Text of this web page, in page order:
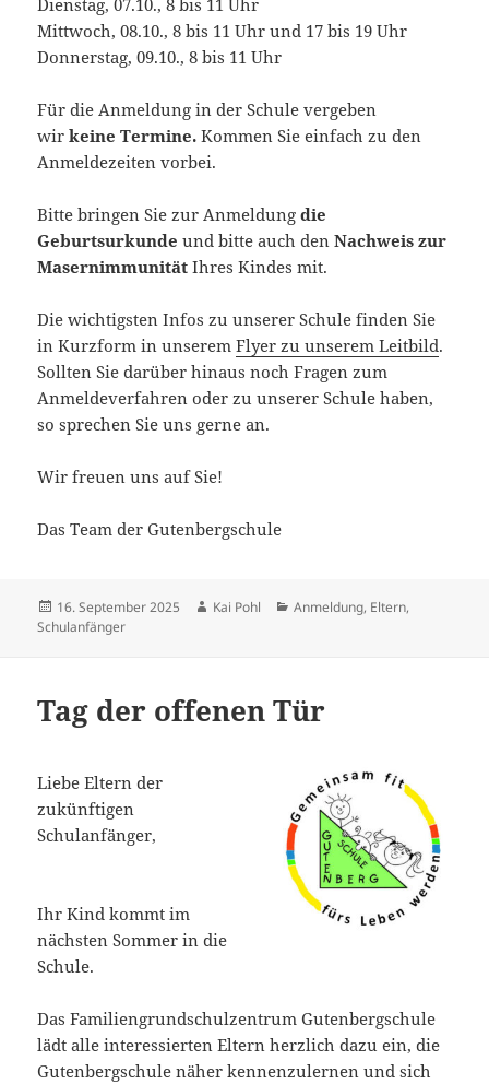
Mittwoch, 08.10., 8 bis 11 Uhr und 17 bis 19 Uhr
Donnerstag, 09.10., 8 bis 11 Uhr
Für die Anmeldung in der Schule vergeben
wir keine Termine. Kommen Sie einfach zu den
Anmeldezeiten vorbei.
Bitte bringen Sie zur Anmeldungdie
Geburtsurkunde und bitte auch denNachweis zur
Masernimmunität Ihres Kindes mit.
Die wichtigsten Infos zu unserer Schule finden Sie
in Kurzform in unseremFlyer zu unserem Leitbild.
Sollten Sie darüber hinaus noch Fragen zum
Anmeldeverfahren oder zu unserer Schule haben,
so sprechen Sie uns gerne an.
Wir freuen uns auf Sie!
Das Team der Gutenbergschule
Veröffentlicht
am
16. September 2025 Autor
Kai Pohl Kategorien
Anmeldung, Eltern,
Schulanfänger
Tag der offenen Tür
Liebe Eltern der
zukünftigen
Schulanfänger,
Ihr Kind kommt im
nächsten Sommer in die
Schule.
Das Familiengrundschulzentrum Gutenbergschule
lädt alle interessierten Eltern herzlich dazu ein, die
Gutenbergschule näher kennenzulernen und sich